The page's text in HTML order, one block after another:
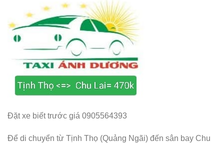
Đặt xe biết trước giá 0905564393
Để di chuyển từ Tịnh Thọ (Quảng Ngãi) đến sân bay Chu